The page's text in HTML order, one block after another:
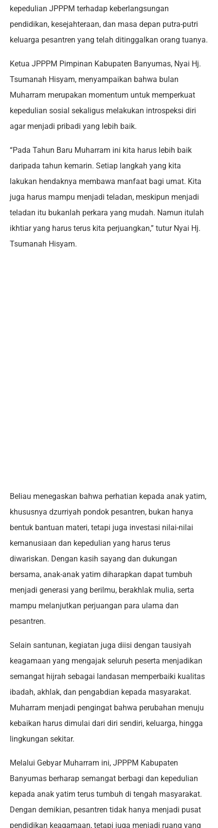
kepedulian JPPPM terhadap keberlangsungan
pendidikan, kesejahteraan, dan masa depan putra-putri
keluarga pesantren yang telah ditinggalkan orang tuanya.
Ketua JPPPM Pimpinan Kabupaten Banyumas, Nyai Hj.
Tsumanah Hisyam, menyampaikan bahwa bulan
Muharram merupakan momentum untuk memperkuat
kepedulian sosial sekaligus melakukan introspeksi diri
agar menjadi pribadi yang lebih baik.
“Pada Tahun Baru Muharram ini kita harus lebih baik
daripada tahun kemarin. Setiap langkah yang kita
lakukan hendaknya membawa manfaat bagi umat. Kita
juga harus mampu menjadi teladan, meskipun menjadi
teladan itu bukanlah perkara yang mudah. Namun itulah
ikhtiar yang harus terus kita perjuangkan,” tutur Nyai Hj.
Tsumanah Hisyam.
Beliau menegaskan bahwa perhatian kepada anak yatim,
khususnya dzurriyah pondok pesantren, bukan hanya
bentuk bantuan materi, tetapi juga investasi nilai-nilai
kemanusiaan dan kepedulian yang harus terus
diwariskan. Dengan kasih sayang dan dukungan
bersama, anak-anak yatim diharapkan dapat tumbuh
menjadi generasi yang berilmu, berakhlak mulia, serta
mampu melanjutkan perjuangan para ulama dan
pesantren.
Selain santunan, kegiatan juga diisi dengan tausiyah
keagamaan yang mengajak seluruh peserta menjadikan
semangat hijrah sebagai landasan memperbaiki kualitas
ibadah, akhlak, dan pengabdian kepada masyarakat.
Muharram menjadi pengingat bahwa perubahan menuju
kebaikan harus dimulai dari diri sendiri, keluarga, hingga
lingkungan sekitar.
Melalui Gebyar Muharram ini, JPPPM Kabupaten
Banyumas berharap semangat berbagi dan kepedulian
kepada anak yatim terus tumbuh di tengah masyarakat.
Dengan demikian, pesantren tidak hanya menjadi pusat
pendidikan keagamaan, tetapi juga menjadi ruang yang